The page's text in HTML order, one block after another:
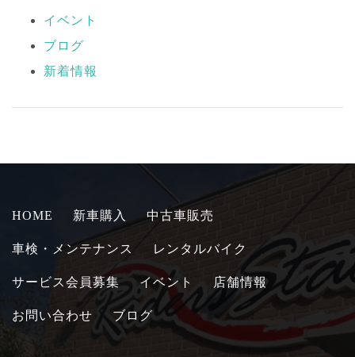
イベント
ブログ
新着情報
HOME 新車購入 中古車販売
車検・メンテナンス レンタルバイク
サービス会員募集 イベント 店舗情報
お問い合わせ ブログ